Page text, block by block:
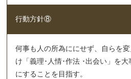
行動方針⑧
何事も人の所為ににせず、自らを
け「義理･人情･作法 ･出会い」を
にすることを目指す。